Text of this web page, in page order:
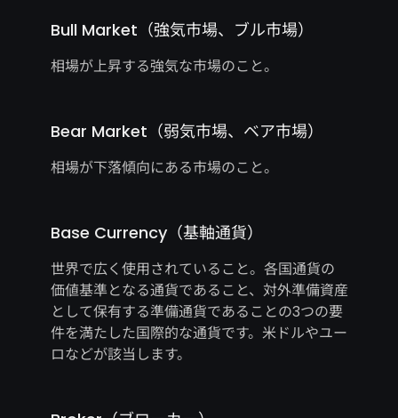
Bull Market（強気市場、ブル市場）
相場が上昇する強気な市場のこと。
Bear Market（弱気市場、ベア市場）
相場が下落傾向にある市場のこと。
Base Currency（基軸通貨）
世界で広く使用されていること。各国通貨の
価値基準となる通貨であること、対外準備資産
として保有する準備通貨であることの3つの要
件を満たした国際的な通貨です。米ドルやユー
ロなどが該当します。